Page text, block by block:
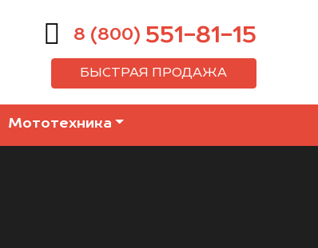
8 (800) 551-81-15
БЫСТРАЯ ПРОДАЖА
Мототехника